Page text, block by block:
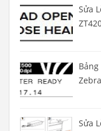
Sửa
Sửa